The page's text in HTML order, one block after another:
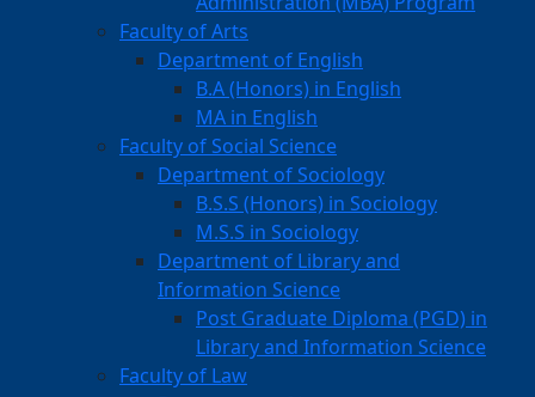
Faculty of Arts
Department of English
B.A (Honors) in English
MA in English
Faculty of Social Science
Department of Sociology
B.S.S (Honors) in Sociology
M.S.S in Sociology
Department of Library and
Information Science
Post Graduate Diploma (PGD) in
Library and Information Science
Faculty of Law